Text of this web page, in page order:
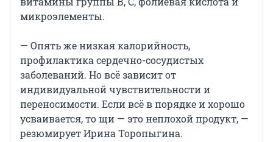
микроэлементы.
— Опять же низкая калорийность,
профилактика сердечно-сосудистых
заболеваний. Но всё зависит от
индивидуальной чувствительности и
переносимости. Если всё в порядке и хорошо
усваивается, то щи — это неплохой продукт, —
резюмирует Ирина Торопыгина.